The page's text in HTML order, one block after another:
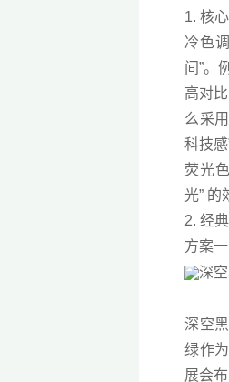
1. 核
冷色
间”。
高对
么采
科技感
荧光
光”
2. 经
方案
深空
绿作
展会